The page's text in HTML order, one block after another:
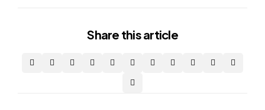
Share this article